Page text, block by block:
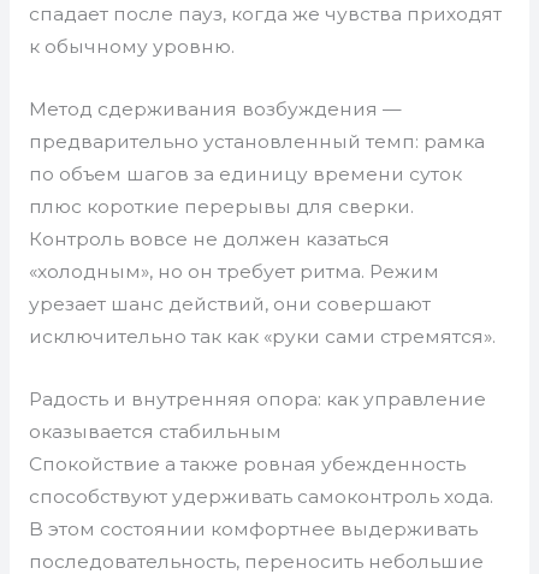
спадает после пауз, когда же чувства приходят
к обычному уровню.
Метод сдерживания возбуждения —
предварительно установленный темп: рамка
по объем шагов за единицу времени суток
плюс короткие перерывы для сверки.
Контроль вовсе не должен казаться
«холодным», но он требует ритма. Режим
урезает шанс действий, они совершают
исключительно так как «руки сами стремятся».
Радость и внутренняя опора: как управление
оказывается стабильным
Спокойствие а также ровная убежденность
способствуют удерживать самоконтроль хода.
В этом состоянии комфортнее выдерживать
последовательность, переносить небольшие